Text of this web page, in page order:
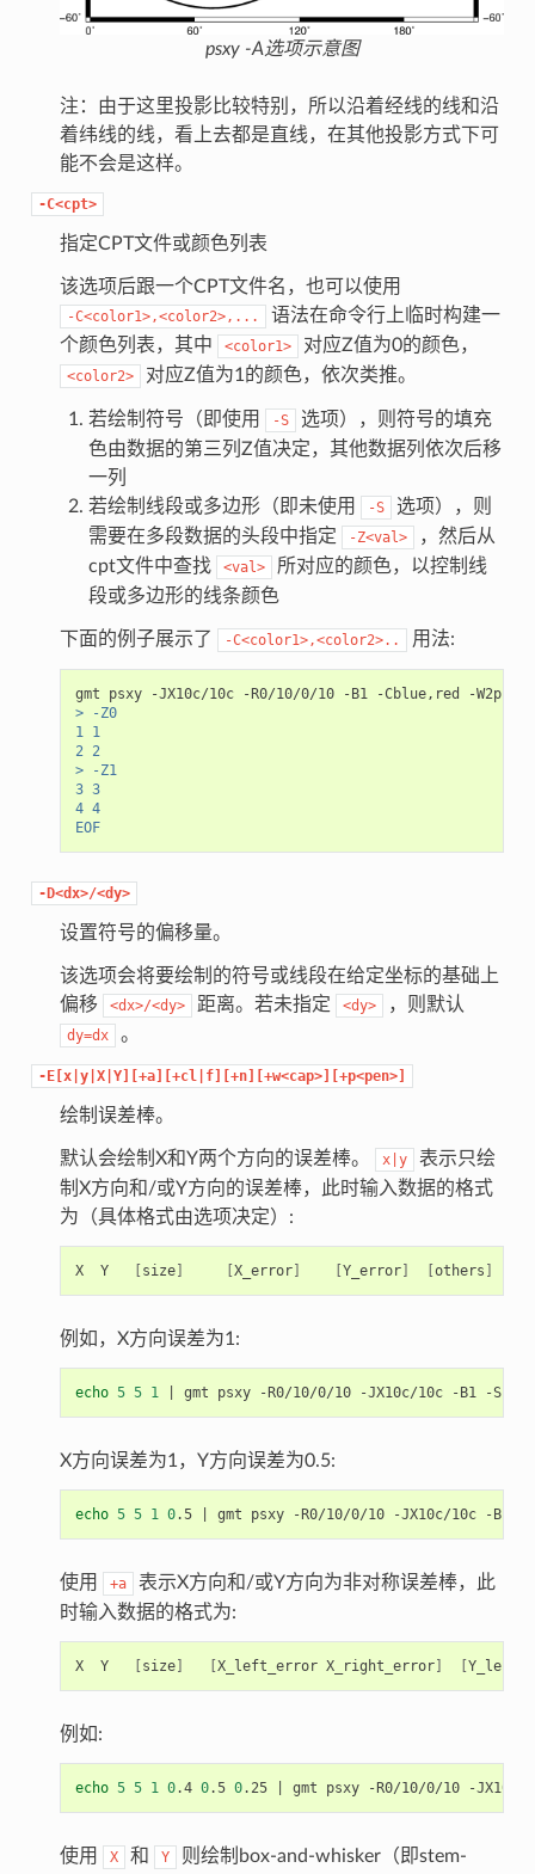
psxy -A选项示意图
注：由于这里投影比较特别，所以沿着经线的线和沿
着纬线的线，看上去都是直线，在其他投影方式下可
能不会是这样。
-C<cpt>
指定CPT文件或颜色列表
该选项后跟一个CPT文件名，也可以使用
-C<color1>,<color2>,...
语法在命令行上临时构建一
个颜色列表，其中
<color1> 对应Z值为0的颜色，
<color2> 对应Z值为1的颜色，依次类推。
若绘制符号（即使用 -S
选项），则符号的填充
色由数据的第三列Z值决定，其他数据列依次后移
一列
若绘制线段或多边形（即未使用
-S
选项），则
需要在多段数据的头段中指定
-Z<val>
，然后从
cpt文件中查找
<val>
所对应的颜色，以控制线
段或多边形的线条颜色
下面的例子展示了 -C<color1>,<color2>.. 用法:
gmt psxy -JX10c/10c -R0/10/0/10 -B1 -Cblue,red -W2p
> -Z0
1 1
2 2
> -Z1
3 3
4 4
EOF
-D<dx>/<dy>
设置符号的偏移量。
该选项会将要绘制的符号或线段在给定坐标的基础上
偏移
<dx>/<dy> 距离。若未指定 <dy> ，则默认
dy=dx 。
-E[x|y|X|Y][+a][+cl|f][+n][+w<cap>][+p<pen>]
绘制误差棒。
默认会绘制X和Y两个方向的误差棒。 x|y
表示只绘
制X方向和/或Y方向的误差棒，此时输入数据的格式
为（具体格式由选项决定）:
X  Y [size] [X_error] [Y_error] [others ]
例如，X方向误差为1:
echo 5 5 1
X方向误差为1，Y方向误差为0.5:
echo 5 5 1 0.5
使用 +a
表示X方向和/或Y方向为非对称误差棒，此
时输入数据的格式为:
X  Y [size] [X_left_error X_right_error] [
例如:
echo 5 5 1 0.4 0.5 0.25
使用 X 和 Y
则绘制box-and-whisker（即stem-